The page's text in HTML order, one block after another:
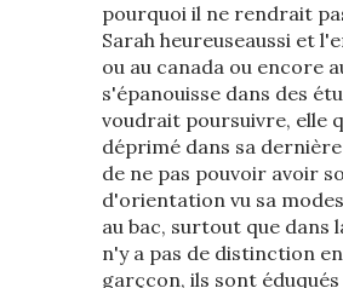
pourquoi il ne rendrait
Sarah heureuseaussi et
ou au canada ou encore
s'épanouisse dans des
voudrait poursuivre, elle
déprimé dans sa
de ne pas pouvoir avoir
d'orientation vu sa
au bac, surtout que dans
n'y a pas de distinction
garçcon, ils sont